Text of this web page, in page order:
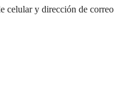
celular y dirección de correo